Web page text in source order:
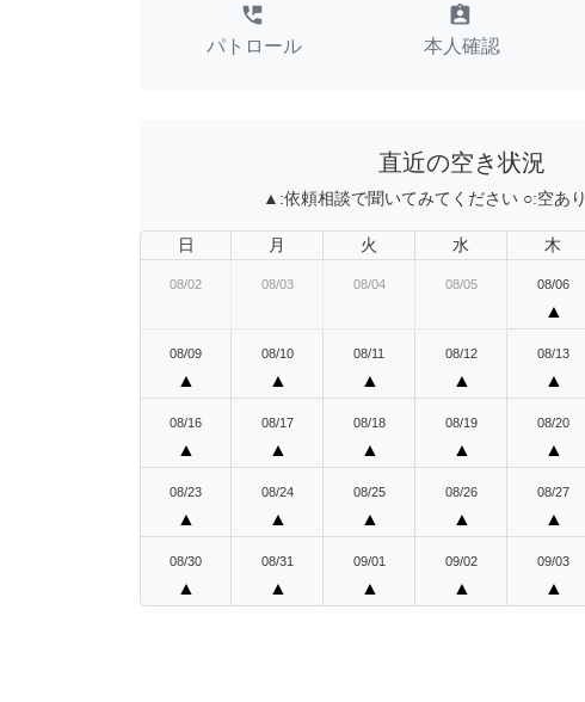
perm_phone_msg
パトロール
assignment_ind
本人確認
直近の空き状況
▲:依頼相談で聞いてみてください ○:空あり
日 月 火 水 木
08/02 08/03 08/04 08/05 08/06
▲
08/09
▲
08/10
▲
08/11
▲
08/12
▲
08/13
▲
08/16
▲
08/17
▲
08/18
▲
08/19
▲
08/20
▲
08/23
▲
08/24
▲
08/25
▲
08/26
▲
08/27
▲
08/30
▲
08/31
▲
09/01
▲
09/02
▲
09/03
▲